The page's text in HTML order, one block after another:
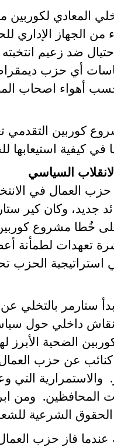
المعادي
من الجهاز
سياسات أي حزب
أهواء اصحاب
كوربين التقدمي
في كيفية
السياسي
قائد جديد، وكان
خُطا مشروع
تعهدات لطمأنة
الحزب
بدأ ستارمر
داخلي حول
الضحية الأبرز
كنائب عن حزب
والاستمرارية التي
المحافظين. ومن
الحقوق الشرعية
فاز حزب العمال